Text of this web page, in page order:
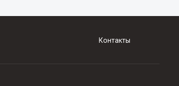
Контакты